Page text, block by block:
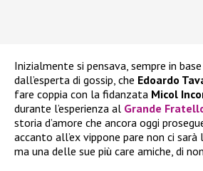
Inizialmente si pensava, sempre in
dall’esperta di gossip, che Edoardo
fare coppia con la fidanzata Micol
durante l’esperienza al Grande
storia d’amore che ancora oggi
accanto all’ex vippone pare non ci sarà
ma una delle sue più care amiche, di